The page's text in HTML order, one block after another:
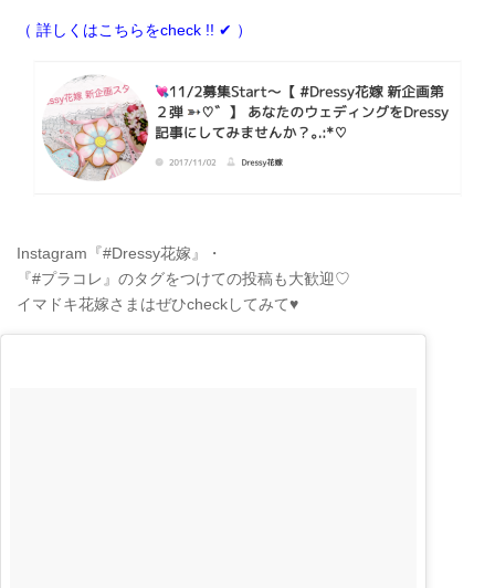
（ 詳しくはこちらをcheck !! ✔︎ ）
Instagram『#Dressy花嫁』・
『#プラコレ』のタグをつけての投稿も大歓迎♡
イマドキ花嫁さまはぜひcheckしてみて♥